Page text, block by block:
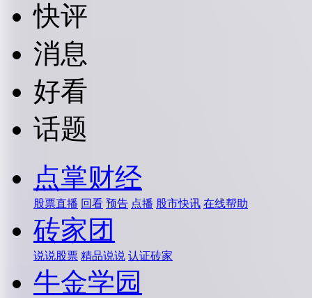
快评
消息
好看
话题
点掌财经
股票直播 回看 预告 点播 股市快讯 在线帮助
砖家团
说说股票 精品说说 认证砖家
牛金学园